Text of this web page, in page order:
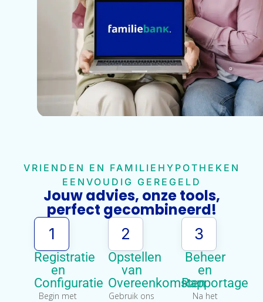
VRIENDEN EN FAMILIEHYPOTHEKEN
EENVOUDIG GEREGELD
Jouw advies, onze tools,
perfect gecombineerd!
1
Registratie
en
Configuratie
Begin met
2
Opstellen
van
Overeenkomsten
Gebruik ons
3
Beheer
en
Rapportage
Na het